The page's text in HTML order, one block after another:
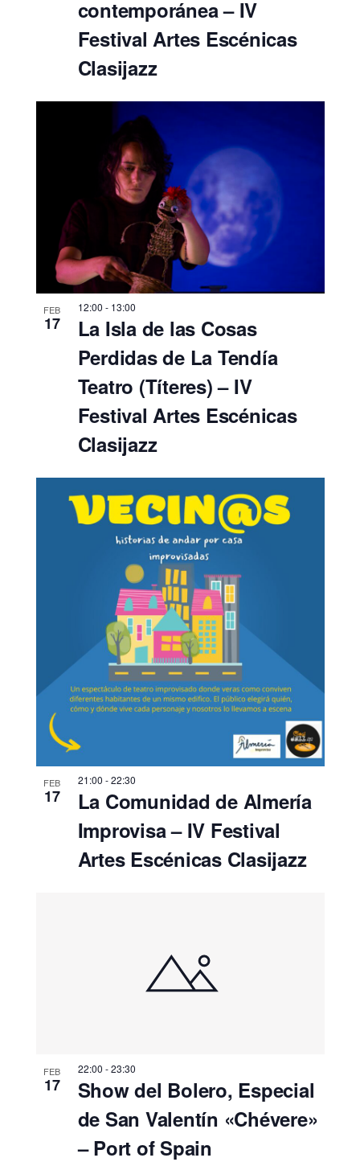
contemporánea – IV
Festival Artes Escénicas
Clasijazz
FEB
17
12:00 - 13:00
La Isla de las Cosas
Perdidas de La Tendía
Teatro (Títeres) – IV
Festival Artes Escénicas
Clasijazz
FEB
17
21:00 -22:30
La Comunidad de Almería
Improvisa – IV Festival
Artes Escénicas Clasijazz
FEB
17
22:00 -23:30
Show del Bolero, Especial
de San Valentín «Chévere»
– Port of Spain